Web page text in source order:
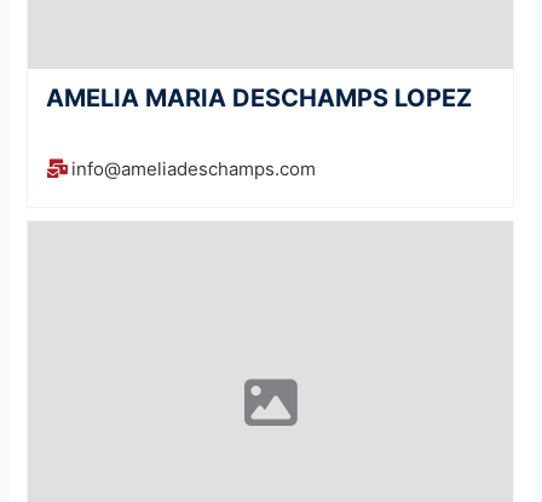
AMELIA MARIA DESCHAMPS LOPEZ
info@ameliadeschamps.com